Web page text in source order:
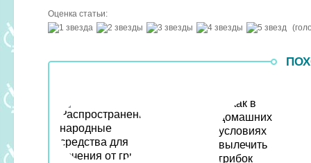
Оценка статьи: